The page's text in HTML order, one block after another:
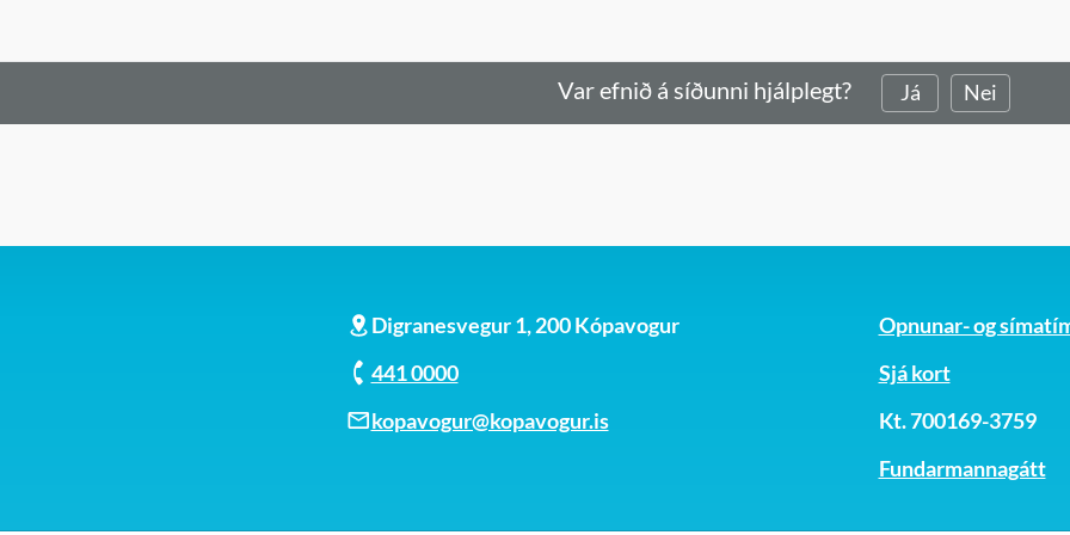
Var efnið á síðunni hjálplegt? Já Nei
Digranesvegur 1, 200 Kópavogur
441 0000
kopavogur@kopavogur.is
Opnunar- og
Sjá kort
Kt. 700169-3759
Fundarmannagátt